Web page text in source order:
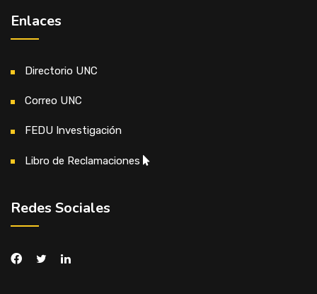
Enlaces
Directorio UNC
Correo UNC
FEDU Investigación
Libro de Reclamaciones
Redes Sociales